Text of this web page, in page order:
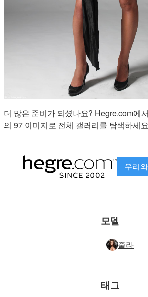
더 많은 준비가 되셨나요? Hegre.com에
의 97 이미지로 전체 갤러리를 탐색하세요
우리
모델
줄라
태그